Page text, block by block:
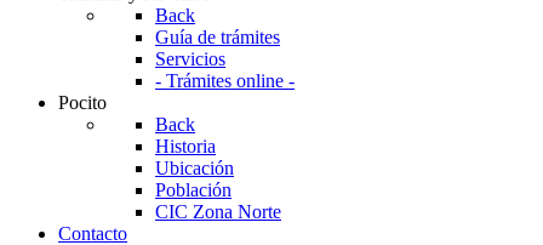
Back
Guía de trámites
Servicios
- Trámites online -
Pocito
Back
Historia
Ubicación
Población
CIC Zona Norte
Contacto